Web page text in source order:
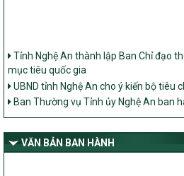
Tỉnh Nghệ An thành lập Ban Chỉ đạo
mục tiêu quốc gia
UBND tỉnh Nghệ An cho ý kiến bộ tiêu
Ban Thường vụ Tỉnh ủy Nghệ An ban
thực hiện Chương trình mục tiêu quốc
giảm nghèo bền vững và phát triển
dân tộc thiểu số và miền núi giai đoạn
Nghệ An
VĂN BẢN BAN HÀNH